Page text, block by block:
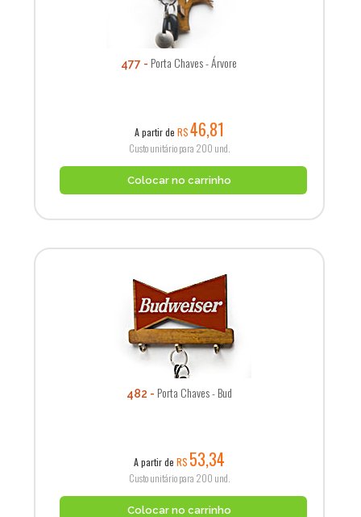
477 Porta Chaves - Árvore
A partir de R$46,81
Custo unitário para 200 und.
Colocar no carrinho
482 Porta Chaves - Bud
A partir de R$ 53,34
Custo unitário para 200 und.
Colocar no carrinho